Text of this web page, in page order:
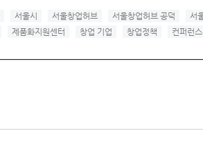
서울시 서울창업허브 서울창업허브 공덕 서
제품화지원센터 창업 기업 창업정책 컨퍼런